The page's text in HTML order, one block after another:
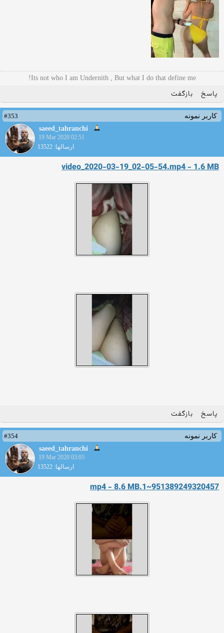
Its not who I am Undernith , But what I do that define me!
پاسخ بازگفت
کاربر نمونه
#353
saeed_tahranchi
19 Mar 2020 02:51
ارسالها: 13522
video_2020-03-19_02-05-54.mp4 - 1.6 MB
پاسخ بازگفت
کاربر نمونه
#354
saeed_tahranchi
19 Mar 2020 03:05
ارسالها: 13522
951389249320457~1.mp4 - 8.6 MB